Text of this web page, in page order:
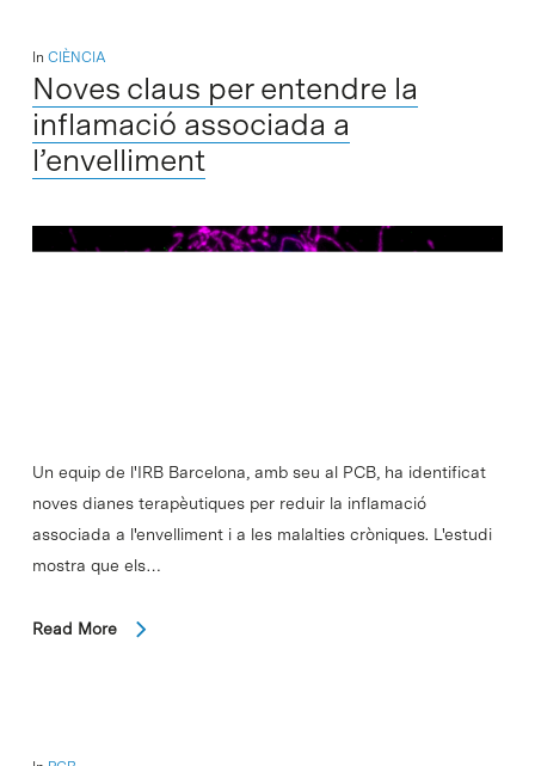
In CIÈNCIA
Noves claus per entendre la
inflamació associada a
l’envelliment
Un equip de l'IRB Barcelona, amb seu al PCB, ha identificat
noves dianes terapèutiques per reduir la inflamació
associada a l'envelliment i a les malalties cròniques. L'estudi
mostra que els…
Read More